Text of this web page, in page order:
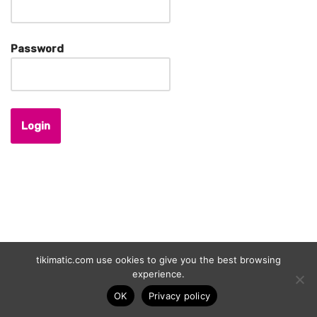
Pass­word
Login
Neve| Propulsé par WordPress
tikimatic.com use ookies to give you the best browsing
experience.
OK
Privacy policy